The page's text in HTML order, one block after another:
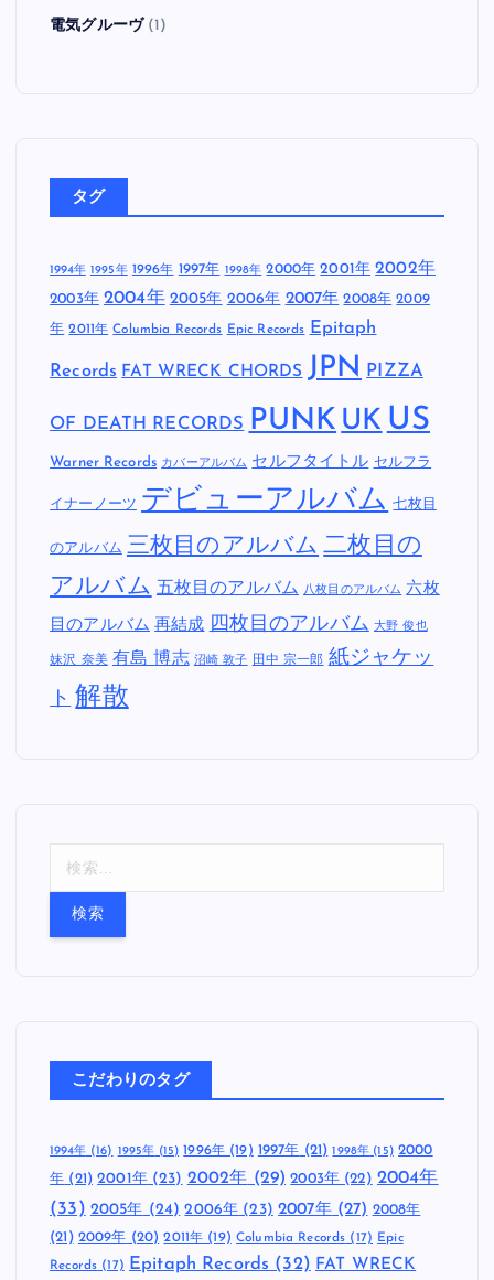
電気グルーヴ(1)
タグ
1994年 1995年 1996年 1997年 1998年 2000年 2001年 2002年
2003年 2004年 2005年 2006年 2007年 2008年 2009
年 2011年 Columbia Records Epic Records Epitaph
Records FAT WRECK CHORDS JPN PIZZA
OF DEATH RECORDS PUNK UK US
Warner Records カバーアルバム セルフタイトル セルフラ
イナーノーツ デビューアルバム 七枚目
のアルバム 三枚目のアルバム 二枚目の
アルバム 五枚目のアルバム 八枚目のアルバム 六枚
目のアルバム 再結成 四枚目のアルバム 大野 俊也
妹沢 奈美 有島 博志 沼崎 敦子 田中 宗一郎 紙ジャケッ
ト 解散
こだわりのタグ
1994年(16) 1995年 (15) 1996年(19) 1997年 (21) 1998年 (15) 2000
年 (21) 2001年(23) 2002年 (29) 2003年 (22) 2004年
(33) 2005年 (24) 2006年 (23) 2007年(27) 2008年
(21) 2009年 (20) 2011年 (19) Columbia Records (17) Epic
Records (17) Epitaph Records (32) FAT WRECK